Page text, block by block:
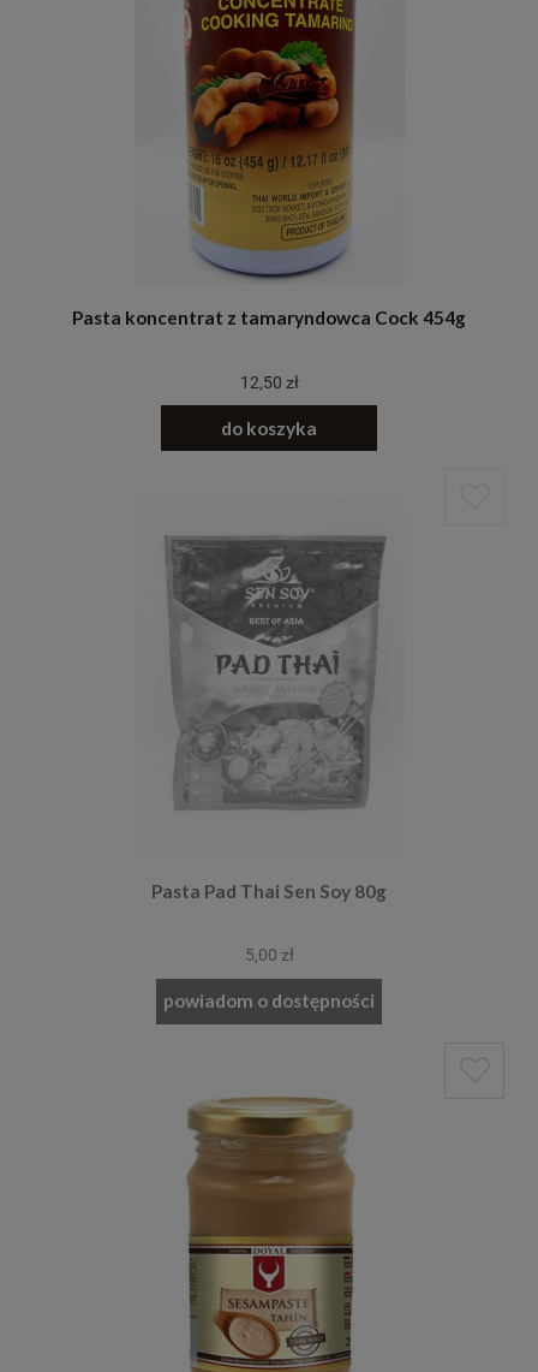
Pasta koncentrat z tamaryndowca Cock 454g
12,50 zł
do koszyka
Pasta Pad Thai Sen Soy 80g
5,00 zł
powiadom o dostępności